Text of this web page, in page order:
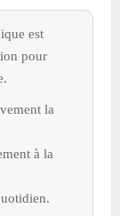
est
pour
la
à la